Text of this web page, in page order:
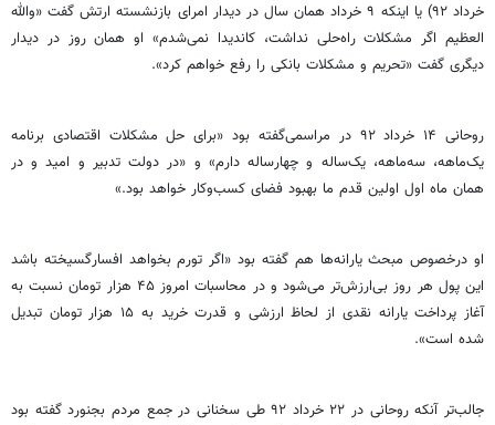
خرداد ۹۲) یا اینکه ۹ خرداد همان سال در دیدار امرای بازنشسته ارتش گفت «والله
العظیم اگر مشکلات راه‌حلی نداشت، کاندیدا نمی‌شدم» او همان روز در دیدار
دیگری گفت «تحریم و مشکلات بانکی را رفع خواهم کرد».
روحانی ۱۴ خرداد ۹۲ در مراسمی‌گفته بود «برای حل مشکلات اقتصادی برنامه
یک‌ماهه، سه‌ماهه، یک‌ساله و چهارساله دارم» و «در دولت تدبیر و امید و در
همان ماه اول اولین قدم ما بهبود فضای کسب‌وکار خواهد بود.»
او درخصوص مبحث یارانه‌ها هم گفته بود «اگر تورم بخواهد افسارگسیخته باشد
این پول هر روز بی‌ارزش‌تر می‌شود و در محاسبات امروز ۴۵ هزار تومان نسبت به
آغاز پرداخت یارانه نقدی از لحاظ ارزشی و قدرت خرید به ۱۵ هزار تومان تبدیل
شده است».
جالب‌تر آنکه روحانی در ۲۲ خرداد ۹۲ طی سخنانی در جمع مردم بجنورد گفته بود